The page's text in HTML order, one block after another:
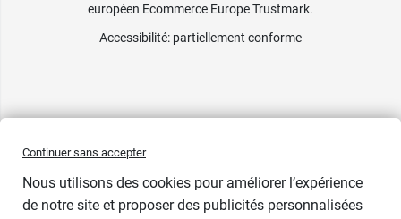
européen Ecommerce Europe Trustmark.
Accessibilité: partiellement conforme
Continuer sans accepter
Nous utilisons des cookies pour améliorer l’expérience
de notre site et proposer des publicités personnalisées